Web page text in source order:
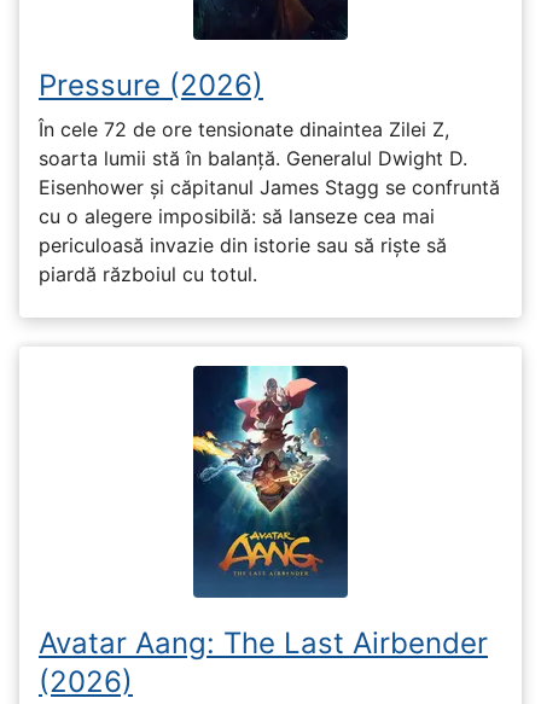
Pressure (2026)
În cele 72 de ore tensionate dinaintea Zilei Z,
soarta lumii stă în balanță. Generalul Dwight D.
Eisenhower și căpitanul James Stagg se confruntă
cu o alegere imposibilă: să lanseze cea mai
periculoasă invazie din istorie sau să riște să
piardă războiul cu totul.
Avatar Aang: The Last Airbender
(2026)